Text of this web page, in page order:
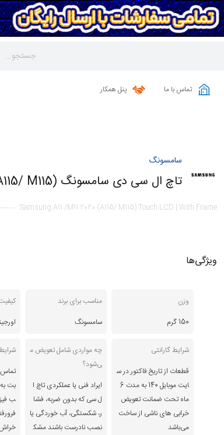
تماس با ما پنل همکار
سامسونگ
تاچ ال سی دی سامسونگ A11 /M11 2020 (A115/ M115) | با فریم
Samsung A11 /M11 2020 (A115/ M115) Touch LCD | With Frame
ویژگی‌ها
وزن
150 گرم
مناسب برای برند
سامسونگ
شرایط گارانتی
قطعات از تاریخ فاکتور در س
ایت موبایل 140 به مدت 6
ماه تحت ضمانت تعویض
خرابی های ناشی از ساخت
می‌باشد
چه مواردی شامل تعویض م
ی‌شود؟
ایراد فنی یا عملکردی تاچ ا
ل سی که بدون ضربه، فشا
ر، شکستگی، آب خوردگی یا
نصب نادرست باشند مشک
تماس
بت
ب